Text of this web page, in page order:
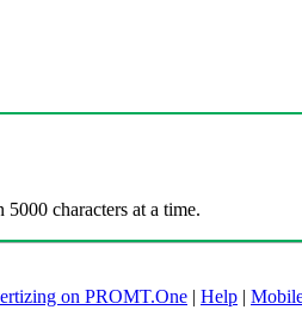
characters at a time.
on PROMT.One | Help |